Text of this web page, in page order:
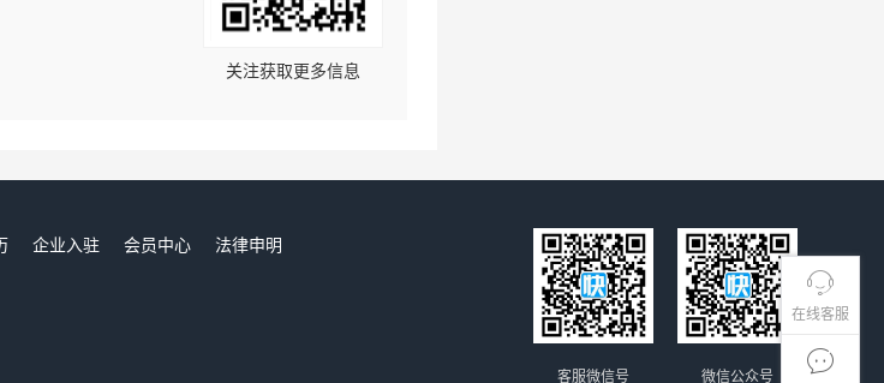
在线客服
关注获取更多信息
企业入驻 会员中心
法律申明
微信公众号
客服微信号